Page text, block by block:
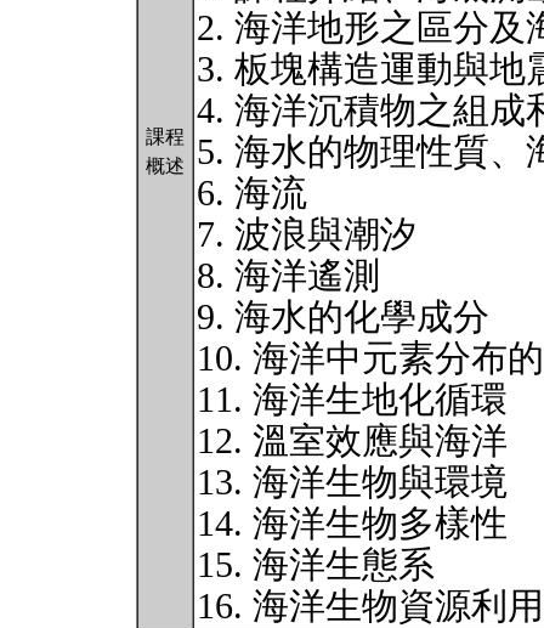
課程
概述
2. 海洋地形之區分及
3. 板塊構造運動與地
4. 海洋沉積物之組成
5. 海水的物理性質、
6. 海流
7. 波浪與潮汐
8. 海洋遙測
9. 海水的化學成分
10. 海洋中元素分布
11. 海洋生地化循環
12. 溫室效應與海洋
13. 海洋生物與環境
14. 海洋生物多樣性
15. 海洋生態系
16. 海洋生物資源利